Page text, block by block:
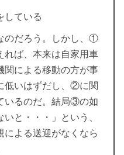
している
のだろう。しかし、①
れば、本来は自家用車
関による移動の方が事
低いはずだし、②に関
いるのだ。結局③の如
と・・・」という、
による送迎がなくなら